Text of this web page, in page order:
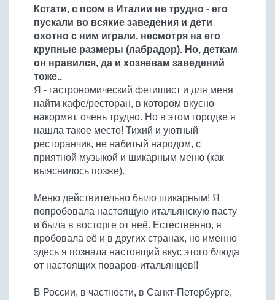
Кстати, с псом в Италии не трудно - его
пускали во всякие заведения и дети
охотно с ним играли, несмотря на его
крупные размеры (лабрадор). Но, деткам
он нравился, да и хозяевам заведений
тоже..
Я - гастрономический фетишист и для меня
найти кафе/ресторан, в котором вкусно
накормят, очень трудно. Но в этом городке я
нашла такое место! Тихий и уютный
ресторанчик, не набитый народом, с
приятной музыкой и шикарным меню (как
выяснилось позже).
Меню действительно было шикарным! Я
попробовала настоящую итальянскую пасту
и была в восторге от неё. Естественно, я
пробовала её и в других странах, но именно
здесь я познала настоящий вкус этого блюда
от настоящих поваров-итальянцев!!
В России, в частности, в Санкт-Петербурге,